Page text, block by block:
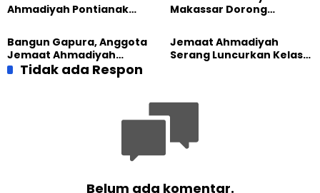
Ahmadiyah Pontianak
Makassar Dorong
Lewat Edukasi Ekoteologi
Bangun Gapura, Anggota
Jemaat Ahmadiyah
Madukara dan Warga
Jemaat Ahmadiyah
Serang Luncurkan Kelas
Tidak ada Respon
Belum ada komentar.